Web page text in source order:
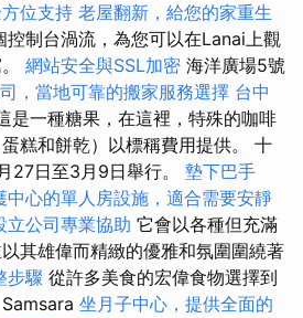
位支持 老屋翻新，給您的家重生
控制台渦流，為您可以在Lanai上觀
網站安全與SSL加密 海洋廣場5號
，當地可靠的搬家服務選擇 台中
是一種糖果，在這裡，特殊的咖啡
糕和餅乾）以標稱費用提供。 十
27日至3月9日舉行。 墊下巴手
中心的單人房設施，適合需要安靜
立公司專業協助 它會以各種但充滿
其雄偉而精緻的優雅和氛圍圍繞著
步驟 從許多美食的宏偉食物選擇到
坐月子中心，提供全面的